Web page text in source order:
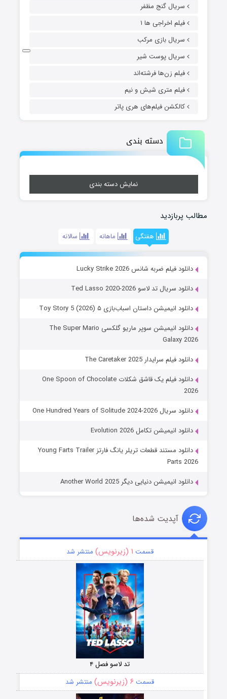
سریال گنج مظفر
فیلم اخراجی ها ۱
سریال بازی مرکب
سریال پوست شیر
فیلم زن‌ها فرشته‌اند
فیلم متری شیش و نیم
کالکشن فیلم‌های هری پاتر
دسته بندی
نمایش دسته بندی
مطالب پربازدید
هفتگی ماهانه سالانه
دانلود فیلم ضربه شانس Lucky Strike 2026
دانلود سریال تد لاسو Ted Lasso 2020-2026
دانلود انیمیشن داستان اسباب‌بازی ۵ Toy Story 5 (2026)
دانلود انیمیشن سوپر ماریو گلکسی The Super Mario
Galaxy 2026
دانلود فیلم سرایدار The Caretaker 2025
دانلود فیلم یک قاشق شکلات One Spoon of Chocolate
2026
دانلود سریال One Hundred Years of Solitude 2024-2026
دانلود انیمیشن تکامل Evolution 2026
دانلود مستند قطعات تریلر یانگ فارتز Young Farts Trailer
Parts 2026
دانلود انیمیشن دنیایی دیگر Another World 2025
آپدیت شده‌ها
قسمت ۱ (زیرنویس) منتشر شد
تد لاسو فصل ۴
قسمت ۶ (زیرنویس) منتشر شد